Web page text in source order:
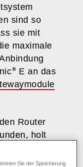
sind so
sie mit
maximale
E an das
Router
holt
stimmt
Sie der Speicherung